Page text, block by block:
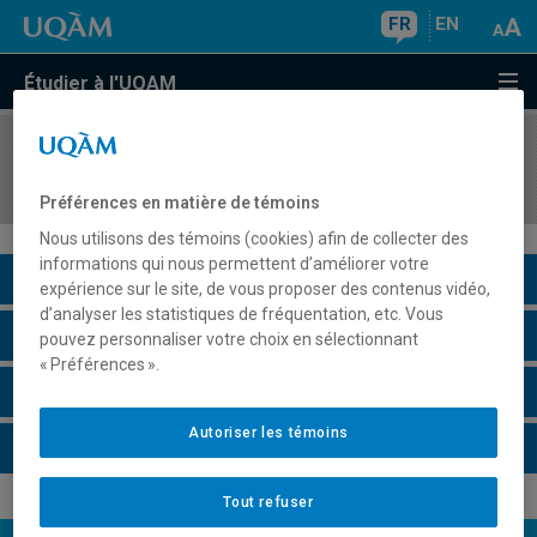
FR EN
Étudier à l'UQAM
COURS//
Description du cours
Horaire - Été 2026
Préférences en matière de témoins
Nous utilisons des témoins (cookies) afin de collecter des
informations qui nous permettent d’améliorer votre
expérience sur le site, de vous proposer des contenus vidéo,
d’analyser les statistiques de fréquentation, etc. Vous
pouvez personnaliser votre choix en sélectionnant
« Préférences ».
Tout refuser
Autoriser les témoins